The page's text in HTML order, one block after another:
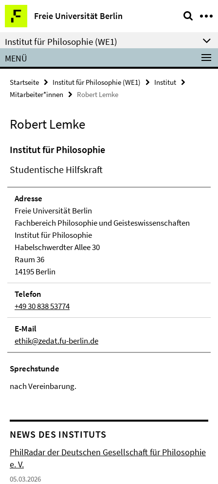
Springe
direkt
zu
Inhalt
Freie Universität Berlin
Service-
Navigation
Institut für Philosophie (WE1)
MENÜ
Startseite Institut für Philosophie (WE1)
Institut
Mitarbeiter*innen
Robert Lemke
Robert Lemke
Institut für Philosophie
Studentische Hilfskraft
Adresse
Freie Universität Berlin
Fachbereich Philosophie und Geisteswissenschaften
Institut für Philosophie
Habelschwerdter Allee 30
Raum 36
14195 Berlin
Telefon
+49 30 838 53774
E-Mail
ethik@zedat.fu-berlin.de
Sprechstunde
nach Vereinbarung.
NEWS DES INSTITUTS
PhilRadar der Deutschen Gesellschaft für Philosophie
e. V.
05.03.2026